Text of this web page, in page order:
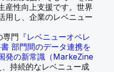
産性向上支援です。世界
用し、企業のレベニュー
専門 『レベニューオペレ
部門間のデータ連携を
発の新常識（MarkeZine
持続的なレベニュー成